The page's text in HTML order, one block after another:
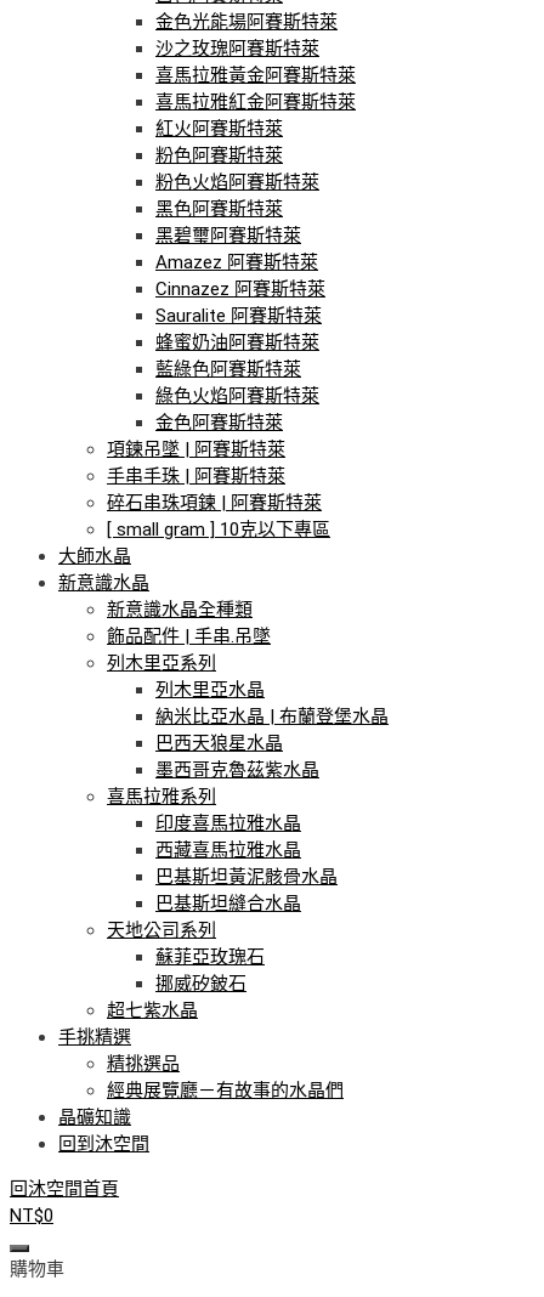
金色光能場阿賽斯特萊
沙之玫瑰阿賽斯特萊
喜馬拉雅黃金阿賽斯特萊
喜馬拉雅紅金阿賽斯特萊
紅火阿賽斯特萊
粉色阿賽斯特萊
粉色火焰阿賽斯特萊
黑色阿賽斯特萊
黑碧璽阿賽斯特萊
Amazez 阿賽斯特萊
Cinnazez 阿賽斯特萊
Sauralite 阿賽斯特萊
蜂蜜奶油阿賽斯特萊
藍綠色阿賽斯特萊
綠色火焰阿賽斯特萊
金色阿賽斯特萊
項鍊吊墜 | 阿賽斯特萊
手串手珠 | 阿賽斯特萊
碎石串珠項鍊 | 阿賽斯特萊
[ small gram ] 10克以下專區
大師水晶
新意識水晶
新意識水晶全種類
飾品配件 | 手串.吊墜
列木里亞系列
列木里亞水晶
納米比亞水晶 | 布蘭登堡水晶
巴西天狼星水晶
墨西哥克魯茲紫水晶
喜馬拉雅系列
印度喜馬拉雅水晶
西藏喜馬拉雅水晶
巴基斯坦黃泥骸骨水晶
巴基斯坦縫合水晶
天地公司系列
蘇菲亞玫瑰石
挪威矽鈹石
超七紫水晶
手挑精選
精挑選品
經典展覽廳－有故事的水晶們
晶礦知識
回到沐空間
回沐空間首頁
NT$0
購物車